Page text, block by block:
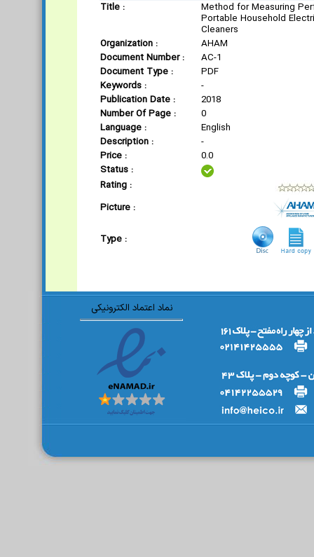
Title :
Method for Measuring
Portable Household
Cleaners
Organization :
AHAM
Document Number :
AC-1
Document Type :
PDF
Keywords :
-
Publication Date :
2018
Number Of Page :
0
Language :
English
Description :
-
Price :
0.0
Status :
Rating :
Picture :
Type :
نماد اعتماد الکترونیکی